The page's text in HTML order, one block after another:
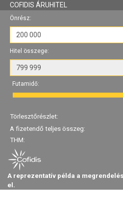
COFIDIS ÁRUHITEL
Önrész:
Hitel összege:
Futamidő:
Törlesztőrészlet:
A fizetendő teljes összeg:
THM:
A reprezentatív példa a
el.